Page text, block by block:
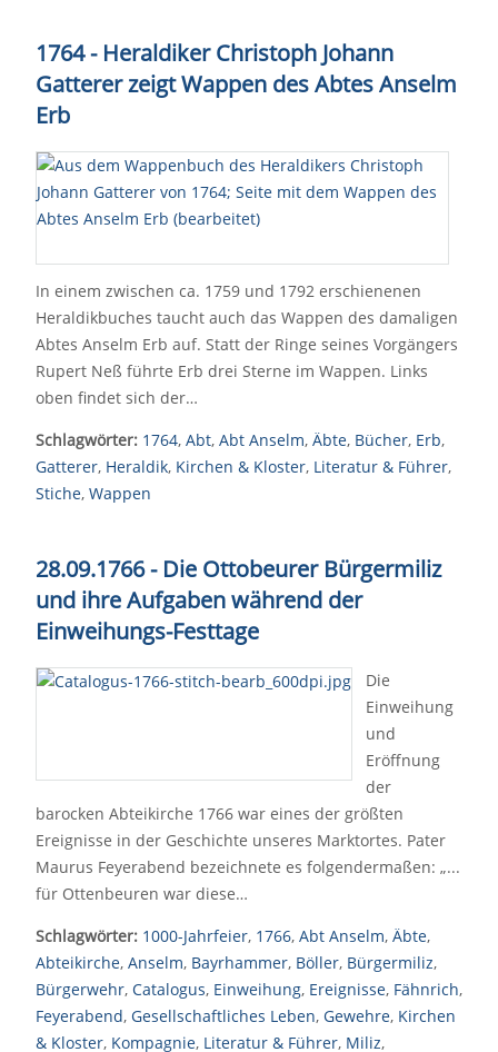
1764 - Heraldiker Christoph Johann
Gatterer zeigt Wappen des Abtes Anselm
Erb
In einem zwischen ca. 1759 und 1792 erschienenen
Heraldikbuches taucht auch das Wappen des damaligen
Abtes Anselm Erb auf. Statt der Ringe seines Vorgängers
Rupert Neß führte Erb drei Sterne im Wappen. Links
oben findet sich der…
Schlagwörter: 1764, Abt, Abt Anselm, Äbte, Bücher, Erb,
Gatterer, Heraldik, Kirchen & Kloster, Literatur & Führer,
Stiche, Wappen
28.09.1766 - Die Ottobeurer Bürgermiliz
und ihre Aufgaben während der
Einweihungs-Festtage
Die
Einweihung
und
Eröffnung
der
barocken Abteikirche 1766 war eines der größten
Ereignisse in der Geschichte unseres Marktortes. Pater
Maurus Feyerabend bezeichnete es folgendermaßen: „...
für Ottenbeuren war diese…
Schlagwörter: 1000-Jahrfeier, 1766, Abt Anselm, Äbte,
Abteikirche, Anselm, Bayrhammer, Böller, Bürgermiliz,
Bürgerwehr, Catalogus, Einweihung, Ereignisse, Fähnrich,
Feyerabend, Gesellschaftliches Leben, Gewehre, Kirchen
& Kloster, Kompagnie, Literatur & Führer, Miliz,